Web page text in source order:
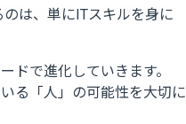
は、単にITスキルを身に
ドで進化していきます。
る「人」の可能性を大切に